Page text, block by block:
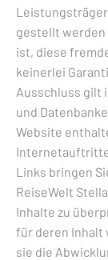
gestellt werden
ist, diese
keinerlei
Ausschluss gilt
und
Website
Links bringen
ReiseWelt
Inhalte zu
für deren Inhalt
sie die